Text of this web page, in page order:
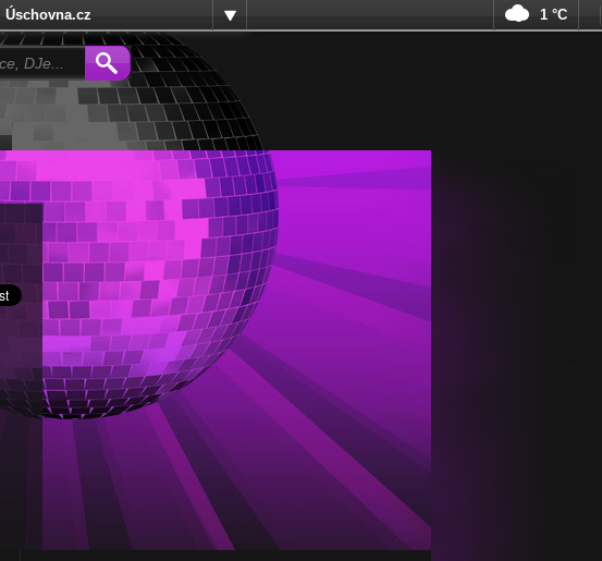
Úschovna.cz
Receptynadoma.cz
1 °C